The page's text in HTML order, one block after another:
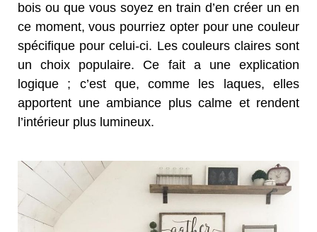
bois ou que vous soyez en train d’en créer un en
ce moment, vous pourriez opter pour une couleur
spécifique pour celui-ci. Les couleurs claires sont
un choix populaire. Ce fait a une explication
logique ; c’est que, comme les laques, elles
apportent une ambiance plus calme et rendent
l’intérieur plus lumineux.